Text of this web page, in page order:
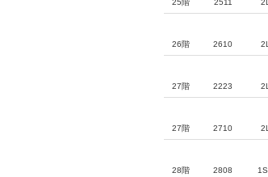
25階 2511
26階 2610
27階 2223
27階 2710
28階 2808